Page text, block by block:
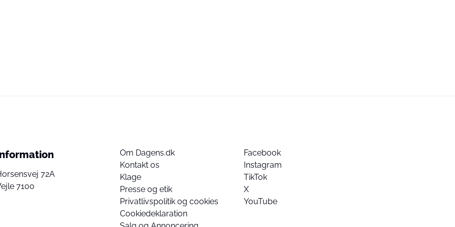
72A
7100
Om Dagens.dk
Kontakt os
Klage
Presse og etik
Privatlivspolitik og cookies
Cookiedeklaration
Facebook
Instagram
TikTok
X
YouTube